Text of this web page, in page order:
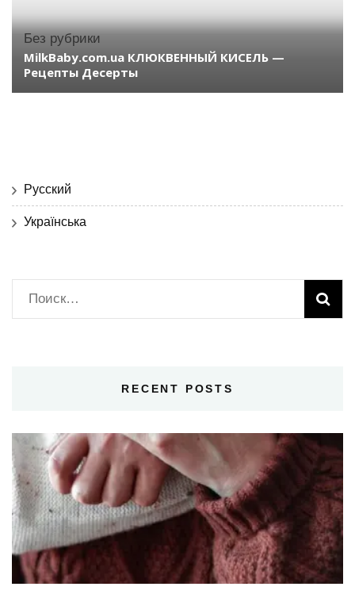
Без рубрики
MilkBaby.com.ua КЛЮКВЕННЫЙ КИСЕЛЬ —
Рецепты Десерты
Русский
Українська
Найти:
RECENT POSTS